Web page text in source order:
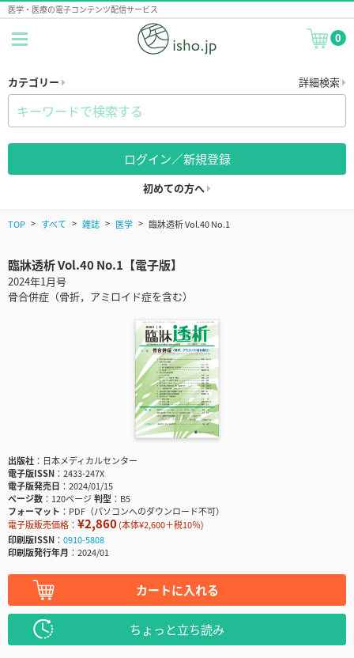
医学・医療の電子コンテンツ配信サービス
0
カテゴリー 詳細検索
ログイン／新規登録
初めての方へ
TOP すべて 雑誌 医学 臨牀透析 Vol.40 No.1
臨牀透析 Vol.40 No.1【電子版】
2024年1月号
骨合併症（骨折，アミロイド症を含む）
出版社
日本メディカルセンター
電子版ISSN
2433-247X
電子版発売日
2024/01/15
ページ数
120ページ判型
B5
フォーマット
PDF（パソコンへのダウンロード不可）
電子版販売価格： ¥2,860(本体¥2,600＋税10％)
印刷版ISSN
0910-5808
印刷版発行年月
2024/01
カートに入れる
ちょっと立ち読み